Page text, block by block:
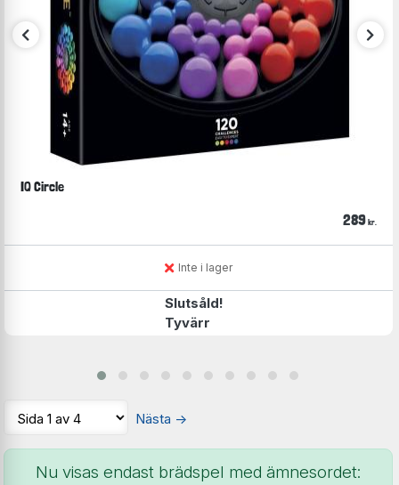
IQ Circle
289 kr.
Inte i lager
Slutsåld!
Tyvärr
Nästa →
Nu visas endast brädspel med ämnesordet: